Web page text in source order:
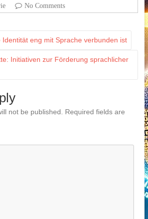
No Comments
Identität eng mit Sprache verbunden ist
Initiativen zur Förderung sprachlicher
not be published.
Required fields are